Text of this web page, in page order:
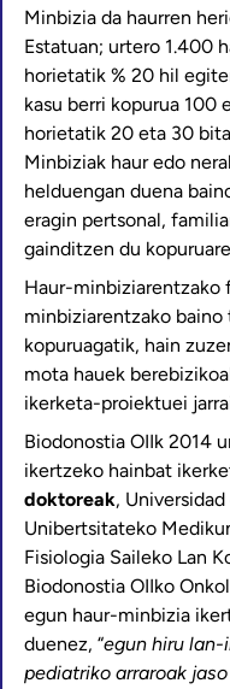
Minbizia da haurren
Estatuan; urtero 1.400
horietatik % 20 hil
kasu berri kopurua 100
horietatik 20 eta 30
Minbiziak haur edo
helduengan duena
eragin pertsonal,
gainditzen du
Haur-minbiziarentzako
minbiziarentzako
kopuruagatik, hain
mota hauek
ikerketa-proiektuei
Biodonostia OIIk 2014
ikertzeko hainbat
doktoreak,
Unibertsitateko
Fisiologia Saileko Lan
Biodonostia OIIko
egun haur-minbizia
duenez, “egun hiru
pediatriko arraroak